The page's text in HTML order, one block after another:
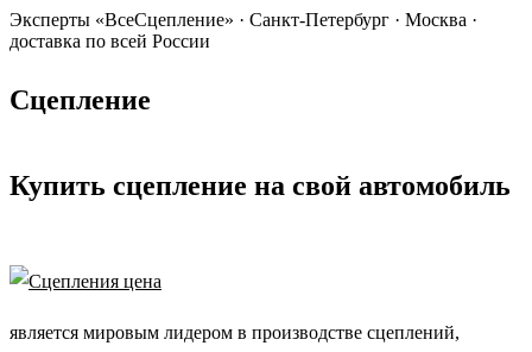
Эксперты «ВсеСцепление» · Санкт-Петербург · Москва ·
доставка по всей России
Сцепление
Купить сцепление на свой автомобиль
является мировым лидером в производстве сцеплений,